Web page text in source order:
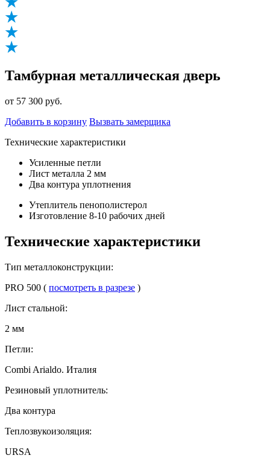
Тамбурная металлическая дверь
от 57 300 руб.
Добавить в корзину Вызвать замерщика
Технические характеристики
Усиленные петли
Лист металла 2 мм
Два контура уплотнения
Утеплитель пенополистерол
Изготовление 8-10 рабочих дней
Технические характеристики
Тип металлоконструкции:
PRO 500 ( посмотреть в разрезе )
Лист стальной:
2 мм
Петли:
Combi Arialdo. Италия
Резиновый уплотнитель:
Два контура
Теплозвукоизоляция:
URSA